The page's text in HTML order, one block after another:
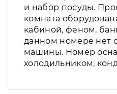
и набор посуды.
комната
кабиной, феном,
данном номере нет
машины. Номер
холодильником,